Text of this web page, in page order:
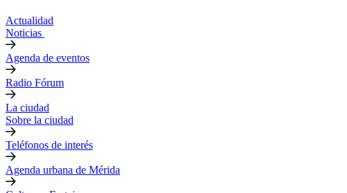
Actualidad
Noticias
Agenda de eventos
Radio Fórum
La ciudad
Sobre la ciudad
Teléfonos de interés
Agenda urbana de Mérida